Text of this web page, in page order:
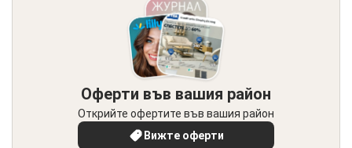
Оферти във вашия район
Открийте офертите във вашия район
Вижте оферти